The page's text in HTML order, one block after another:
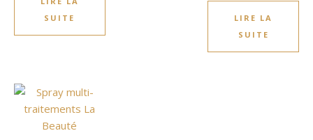
SUITE
LIRE LA
SUITE